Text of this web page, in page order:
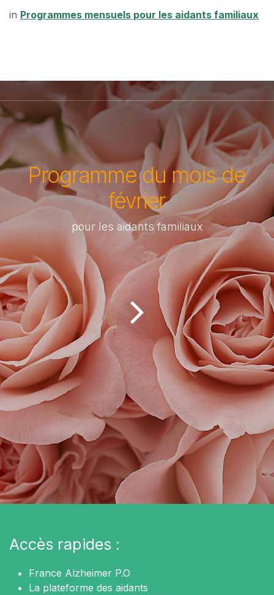
in Programmes mensuels pour les aidants familiaux
Programme du mois de
février
pour les aidants familiaux
Accès rapides :
France Alzheimer P.O
La plateforme des aidants